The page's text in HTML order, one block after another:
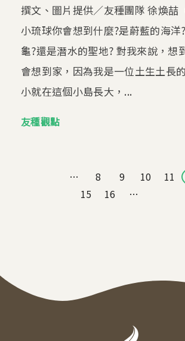
撰文、圖片提供／友種團隊 徐煥喆
小琉球你會想到什麼?是蔚藍的海洋
龜?還是潛水的聖地? 對我來說，想
會想到家，因為我是一位土生土長
小就在這個小島長大，...
友種觀點
… 8 9 10 11
15
16 …